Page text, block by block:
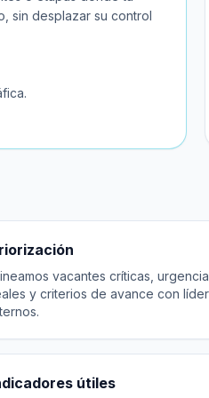
sin desplazar su control
vacantes críticas,
y criterios de avance con
útiles